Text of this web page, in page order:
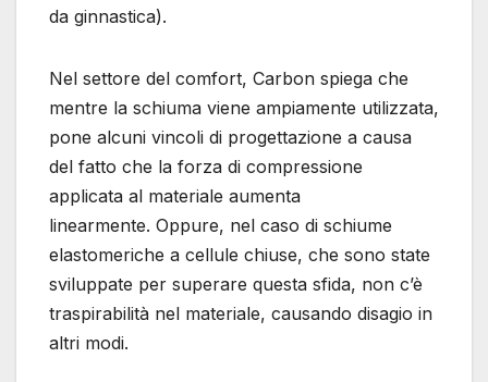
da ginnastica).
Nel settore del comfort, Carbon spiega che
mentre la schiuma viene ampiamente utilizzata,
pone alcuni vincoli di progettazione a causa
del fatto che la forza di compressione
applicata al materiale aumenta
linearmente. Oppure, nel caso di schiume
elastomeriche a cellule chiuse, che sono state
sviluppate per superare questa sfida, non c’è
traspirabilità nel materiale, causando disagio in
altri modi.